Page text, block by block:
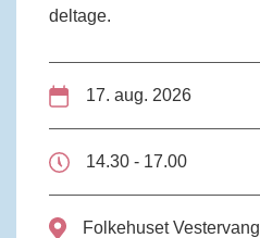
deltage.
17. aug. 2026
14.30 - 17.00
Folkehuset Vestervang